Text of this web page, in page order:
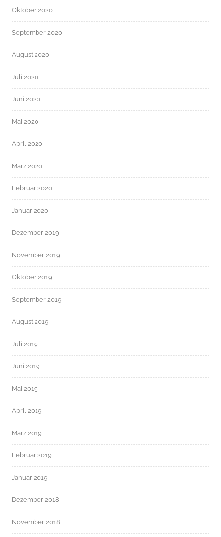
Oktober 2020
September 2020
August 2020
Juli 2020
Juni 2020
Mai 2020
April 2020
März 2020
Februar 2020
Januar 2020
Dezember 2019
November 2019
Oktober 2019
September 2019
August 2019
Juli 2019
Juni 2019
Mai 2019
April 2019
März 2019
Februar 2019
Januar 2019
Dezember 2018
November 2018